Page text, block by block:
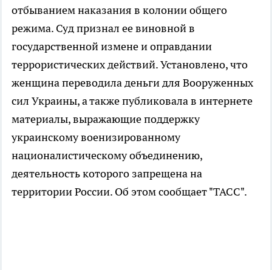
отбыванием наказания в колонии общего
режима. Суд признал ее виновной в
государственной измене и оправдании
террористических действий. Установлено, что
женщина переводила деньги для Вооруженных
сил Украины, а также публиковала в интернете
материалы, выражающие поддержку
украинскому военизированному
националистическому объединению,
деятельность которого запрещена на
территории России. Об этом сообщает "ТАСС".